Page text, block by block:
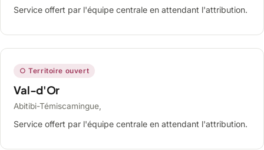
Service offert par l'équipe centrale en attendant l'attribution.
○ Territoire ouvert
Val-d'Or
Abitibi-Témiscamingue,
Service offert par l'équipe centrale en attendant l'attribution.